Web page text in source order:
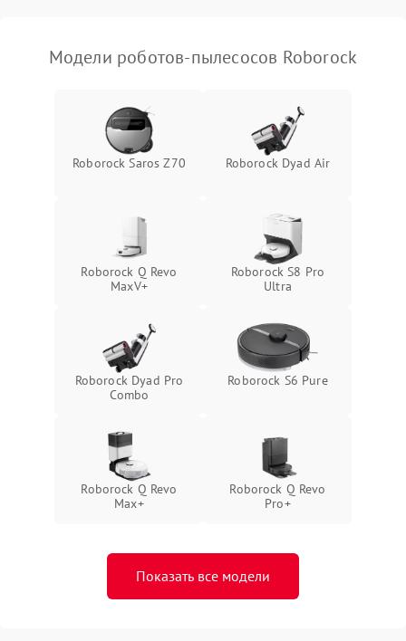
Модели роботов-пылесосов Roborock
Roborock Saros Z70 Roborock Dyad Air
Roborock Q Revo
MaxV+
Roborock S8 Pro
Ultra
Roborock Dyad Pro
Combo
Roborock S6 Pure
Roborock Q Revo
Max+
Roborock Q Revo
Pro+
Показать все модели